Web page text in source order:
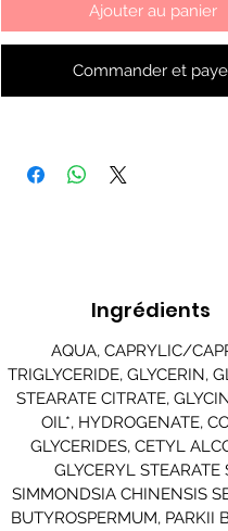
Ajouter au panier
Commander et
Ingrédients
AQUA, CAPRYLIC/
TRIGLYCERIDE, GLYCERIN,
STEARATE CITRATE,
OIL*, HYDROGENATE,
GLYCERIDES, CETYL
GLYCERYL STEARATE
SIMMONDSIA CHINENSIS
BUTYROSPERMUM, PARKII